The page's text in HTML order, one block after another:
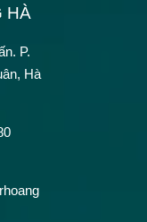
HÀ
P.
Hà